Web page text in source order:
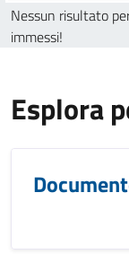
Nessun risultato
immessi!
Esplora